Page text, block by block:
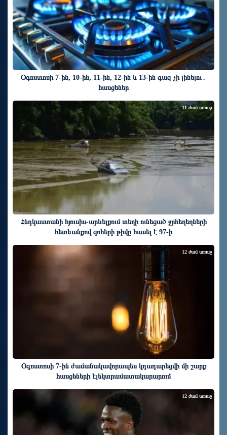
Օգոստոսի 7-ին, 10-ին, 11-ին, 12-ին և 13-ին գազ չի լինելու․
հասցեներ
Հնդկաստանի հյուսիս-արևելքում տեղի ունեցած ջրհեղեղների
հետևանքով զոհերի թիվը հասել է 97-ի
11 ժամ առաջ
Օգոստոսի 7-ին ժամանակավորապես կդադարեցվի մի շարք
հասցեների էլեկտրամատակարարում
12 ժամ առաջ
12 ժամ առաջ